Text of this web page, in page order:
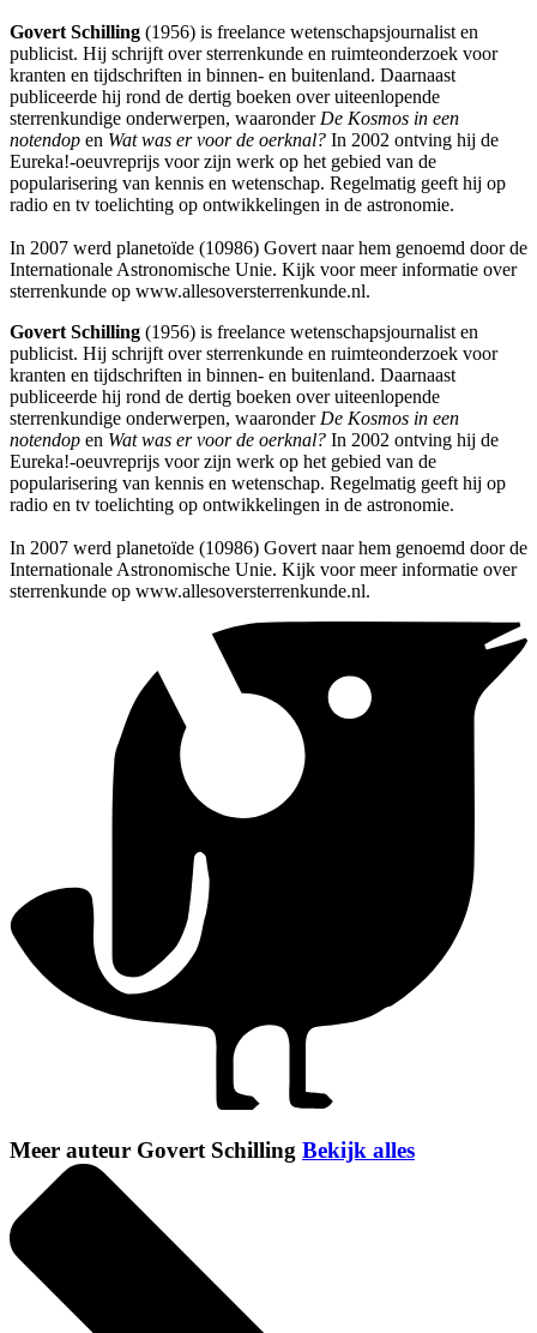
Govert Schilling (1956) is freelance wetenschapsjournalist en
publicist. Hij schrijft over sterrenkunde en ruimteonderzoek voor
kranten en tijdschriften in binnen- en buitenland. Daarnaast
publiceerde hij rond de dertig boeken over uiteenlopende
sterrenkundige onderwerpen, waaronder De Kosmos in een
notendop en Wat was er voor de oerknal? In 2002 ontving hij de
Eureka!-oeuvreprijs voor zijn werk op het gebied van de
popularisering van kennis en wetenschap. Regelmatig geeft hij op
radio en tv toelichting op ontwikkelingen in de astronomie.
In 2007 werd planetoïde (10986) Govert naar hem genoemd door de
Internationale Astronomische Unie. Kijk voor meer informatie over
sterrenkunde op www.allesoversterrenkunde.nl.
Govert Schilling (1956) is freelance wetenschapsjournalist en
publicist. Hij schrijft over sterrenkunde en ruimteonderzoek voor
kranten en tijdschriften in binnen- en buitenland. Daarnaast
publiceerde hij rond de dertig boeken over uiteenlopende
sterrenkundige onderwerpen, waaronder De Kosmos in een
notendop en Wat was er voor de oerknal? In 2002 ontving hij de
Eureka!-oeuvreprijs voor zijn werk op het gebied van de
popularisering van kennis en wetenschap. Regelmatig geeft hij op
radio en tv toelichting op ontwikkelingen in de astronomie.
In 2007 werd planetoïde (10986) Govert naar hem genoemd door de
Internationale Astronomische Unie. Kijk voor meer informatie over
sterrenkunde op www.allesoversterrenkunde.nl.
Meer auteur Govert Schilling Bekijk alles